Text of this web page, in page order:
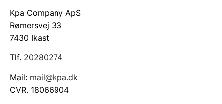
Kpa Company ApS
Rømersvej 33
7430 Ikast
Tlf. 20280274
Mail: mail@kpa.dk
CVR. 18066904